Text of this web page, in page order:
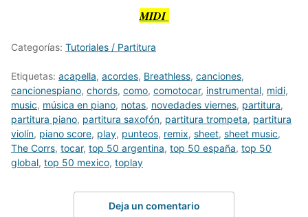
MIDI
Categorías: Tutoriales / Partitura
Etiquetas: acapella, acordes, Breathless, canciones,
cancionespiano, chords, como, comotocar, instrumental, midi,
music, música en piano, notas, novedades viernes, partitura,
partitura piano, partitura saxofón, partitura trompeta, partitura
violín, piano score, play, punteos, remix, sheet, sheet music,
The Corrs, tocar, top 50 argentina, top 50 españa, top 50
global, top 50 mexico, toplay
Deja un comentario